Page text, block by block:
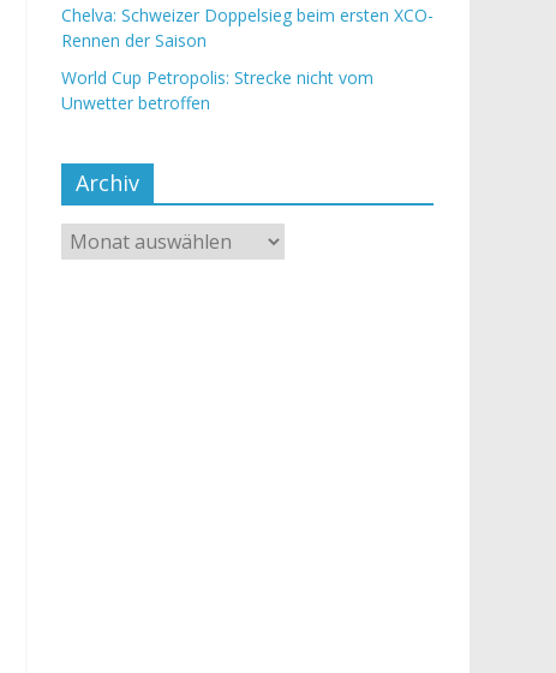
Chelva: Schweizer Doppelsieg beim ersten XCO-
Rennen der Saison
World Cup Petropolis: Strecke nicht vom
Unwetter betroffen
Archiv